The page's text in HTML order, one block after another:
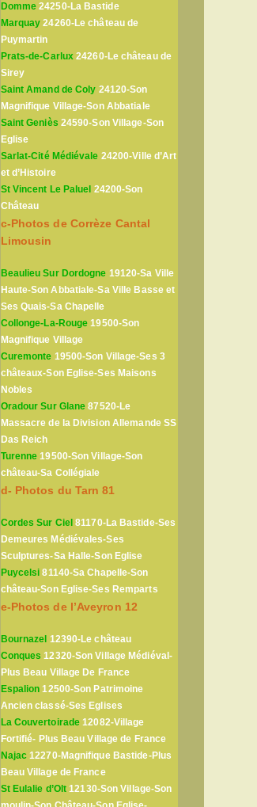
Domme 24250-La Bastide
Marquay 24260-Le château de
Puymartin
Prats-de-Carlux 24260-Le château de
Sirey
Saint Amand de Coly 24120-Son
Magnifique Village-Son Abbatiale
Saint Geniès 24590-Son Village-Son
Eglise
Sarlat-Cité Médiévale 24200-Ville d’Art
et d’Histoire
St Vincent Le Paluel 24200-Son
Château
c-Photos de Corrèze Cantal
Limousin
Beaulieu Sur Dordogne 19120-Sa Ville
Haute-Son Abbatiale-Sa Ville Basse et
Ses Quais-Sa Chapelle
Collonge-La-Rouge 19500-Son
Magnifique Village
Curemonte 19500-Son Village-Ses 3
châteaux-Son Eglise-Ses Maisons
Nobles
Oradour Sur Glane 87520-Le
Massacre de la Division Allemande SS
Das Reich
Turenne 19500-Son Village-Son
château-Sa Collégiale
d- Photos du Tarn 81
Cordes Sur Ciel 81170-La Bastide-Ses
Demeures Médiévales-Ses
Sculptures-Sa Halle-Son Eglise
Puycelsi 81140-Sa Chapelle-Son
château-Son Eglise-Ses Remparts
e-Photos de l’Aveyron 12
Bournazel 12390-Le château
Conques 12320-Son Village Médiéval-
Plus Beau Village De France
Espalion 12500-Son Patrimoine
Ancien classé-Ses Eglises
La Couvertoirade 12082-Village
Fortifié- Plus Beau Village de France
Najac 12270-Magnifique Bastide-Plus
Beau Village de France
St Eulalie d’Olt 12130-Son Village-Son